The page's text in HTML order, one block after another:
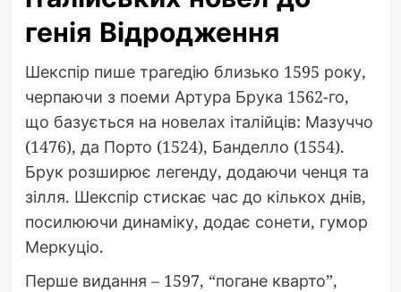
генія Відродження
Шекспір пише трагедію близько 1595 року,
черпаючи з поеми Артура Брука 1562-го,
що базується на новелах італійців: Мазуччо
(1476), да Порто (1524), Банделло (1554).
Брук розширює легенду, додаючи ченця та
зілля. Шекспір стискає час до кількох днів,
посилюючи динаміку, додає сонети, гумор
Меркуціо.
Перше видання – 1597, “погане кварто”,